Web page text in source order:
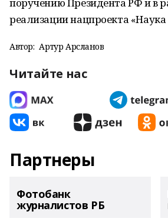
реализации нацпроекта
Автор: Артур Арсланов
Читайте нас
Партнеры
Фотобанк
журналистов РБ